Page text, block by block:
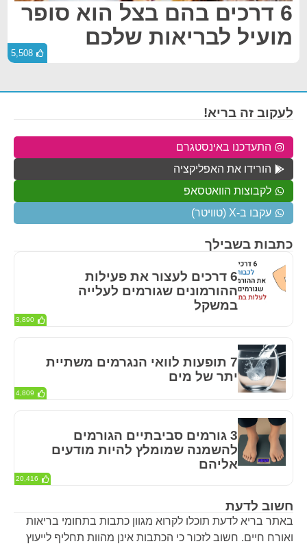
6 דרכים בהם בצל הוא סופר
מועיל לבריאות שלכם
5,508
חשוב לדעת
באתר בריא לדעת תוכלו לקרוא מגוון כתבות בתחומי בריאות
ואורח חיים. חשוב לזכור כי הכתבות אינן מהוות תחליף לייעוץ
כתבות בשבילך
6 דרכים לעצור את פעילות
ההורמונים שגורמים לעלייה
במשקל
3,890
7 תופעות לוואי הנגרמים משתיית
יתר של מים
4,809
3 גורמים סביבתיים הגורמים
להשמנה שמומלץ להיות מודעים
אליהם
20,416
לעקוב זה בריא!
התעדכנו באינסטגרם
הורידו את האפליקציה
לקבוצות הוואטסאפ
עקבו ב-X (טוויטר)